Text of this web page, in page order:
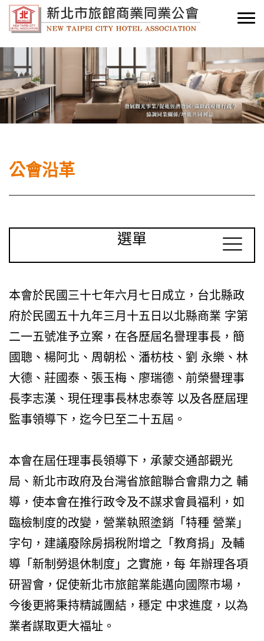
公會沿革
選單
本會於民國三十七年六月七日成立，台北縣政
府於民國五十九年三月十五日以北縣商業 字第
二一五號准予立案，在各歷屆名譽理事長，簡
國聰、楊阿北、周朝松、潘枋枝、劉 永樂、林
大德、莊國泰、張玉梅、廖瑞德、前榮譽理事
長李志漢、現任理事長林忠泰等 以及各歷屆理
監事領導下，迄今巳至二十五屆。
本會在屆任理事長領導下，承蒙交通部觀光
局、新北市政府及台灣省旅館聯合會鼎力之 輔
導，使本會在推行政令及不謀求會員福利，如
臨檢制度的改變，營業執照塗銷「特種 營業」
字句，建議廢除房捐稅附增之「教育捐」及輔
導「新制勞退休制度」之實施，每 年辦理各項
研習會，促使新北市旅館業能邁向國際市場，
今後更將秉持精誠團結，穩定 中求進度，以為
業者謀取更大福址。